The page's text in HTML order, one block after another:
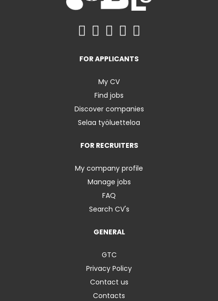
FOR APPLICANTS
My CV
Find jobs
Discover companies
Selaa työluetteloa
FOR RECRUITERS
My company profile
Manage jobs
FAQ
Search CV's
GENERAL
GTC
Privacy Policy
Contact us
Contacts